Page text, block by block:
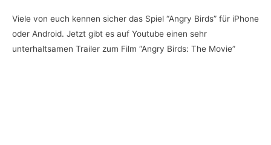
Viele von euch kennen sicher das Spiel “Angry Birds” für iPhone
oder Android. Jetzt gibt es auf Youtube einen sehr
unterhaltsamen Trailer zum Film “Angry Birds: The Movie”